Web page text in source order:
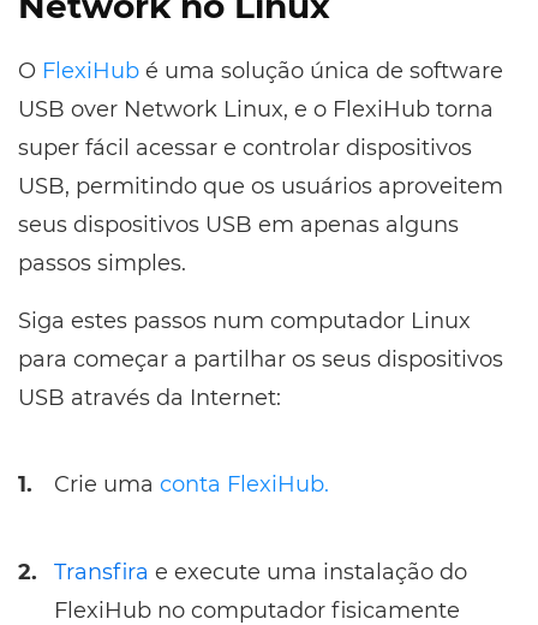
O FlexiHub é uma solução única de software
USB over Network Linux, e o FlexiHub torna
super fácil acessar e controlar dispositivos
USB, permitindo que os usuários aproveitem
seus dispositivos USB em apenas alguns
passos simples.
Siga estes passos num computador Linux
para começar a partilhar os seus dispositivos
USB através da Internet:
1. Crie uma conta FlexiHub.
2. Transfira e execute uma instalação do
FlexiHub no computador fisicamente